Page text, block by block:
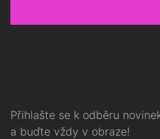
Přihlašte se k odběru
a buďte vždy v obraze!